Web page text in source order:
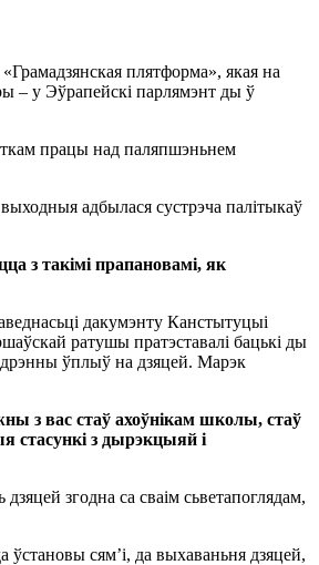
плятформа», якая на
– у Эўрапейскі парлямэнт ды ў
працы над паляпшэньнем
адбылася сустрэча палітыкаў
з такімі прапановамі, як
дакумэнту Канстытуцыі
ратушы пратэставалі бацькі ды
дрэнны ўплыў на дзяцей. Марэк
з вас стаў ахоўнікам школы, стаў
стасункі з дырэкцыяй і
згодна са сваім сьветапоглядам,
ўстановы сям’і, да выхаваньня дзяцей,